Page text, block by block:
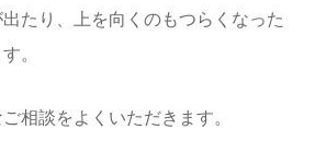
たり、上を向くのもつらくなった
。
相談をよくいただきます。